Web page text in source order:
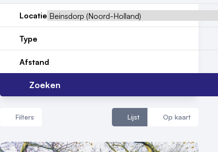
Nieuws
Reviews (5⭐️)
Contact
Locatie
Type
Afstand
Zoeken
Filters Lijst Op kaart